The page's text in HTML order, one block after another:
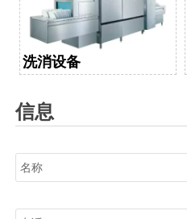
洗消设备
信息